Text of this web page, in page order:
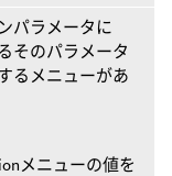
パラメータに
そのパラメータ
るメニューがあ
メニューの値を